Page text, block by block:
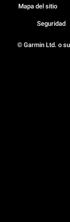
© Garmin Ltd. o
Mapa del sitio
Seguridad